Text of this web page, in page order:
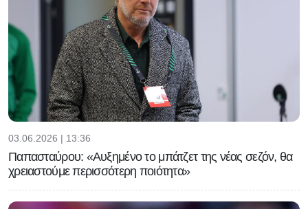
03.06.2026 | 13:36
Παπασταύρου: «Αυξημένο το μπάτζετ της νέας σεζόν, θα
χρειαστούμε περισσότερη ποιότητα»